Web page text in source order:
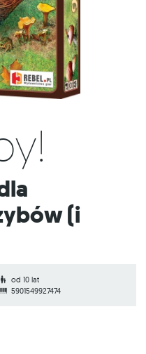
(i
od 10 lat
5901549927474